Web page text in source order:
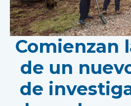
Comienzan
de un
de